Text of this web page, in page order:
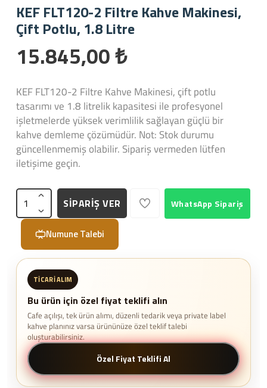
KEF FLT120-2 Filtre Kahve Makinesi,
Çift Potlu, 1.8 Litre
15.845,00 ₺
KEF FLT120-2 Filtre Kahve Makinesi, çift potlu
tasarımı ve 1.8 litrelik kapasitesi ile profesyonel
işletmelerde yüksek verimlilik sağlayan güçlü bir
kahve demleme çözümüdür. Not: Stok durumu
güncellenmemiş olabilir. Sipariş vermeden lütfen
iletişime geçin.
SİPARİŞ VER WhatsApp Sipariş
Numune Talebi
TICARI ALIM
Bu ürün için özel fiyat teklifi alın
Cafe açılışı, tek ürün alımı, düzenli tedarik veya private label
kahve planınız varsa ürününüze özel teklif talebi
oluşturabilirsiniz.
Özel Fiyat Teklifi Al